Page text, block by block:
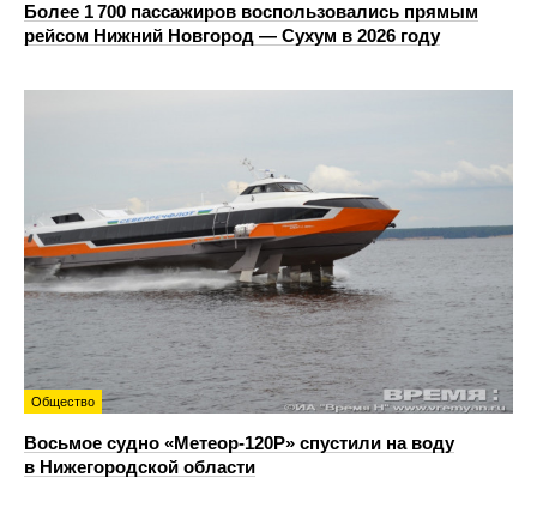
Более 1 700 пассажиров воспользовались прямым
рейсом Нижний Новгород — Сухум в 2026 году
Общество
Восьмое судно «Метеор-120Р» спустили на воду
в Нижегородской области